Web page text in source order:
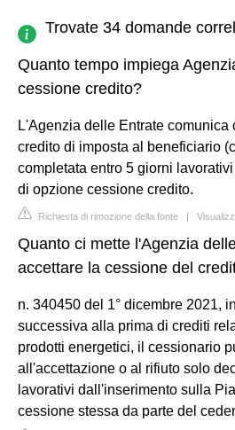
Trovate 34 domande
Quanto tempo impiega
cessione credito?
L'Agenzia delle Entrate comunica
credito di imposta al beneficiario
completata entro 5 giorni
di opzione cessione credito.
Richiesta di rimozione della fonte |
Quanto ci mette l'Agenzia
accettare la cessione del
n. 340450 del 1° dicembre 2021,
successiva alla prima di crediti
prodotti energetici, il cessionario
all'accettazione o al rifiuto solo
lavorativi dall'inserimento sulla
cessione stessa da parte del